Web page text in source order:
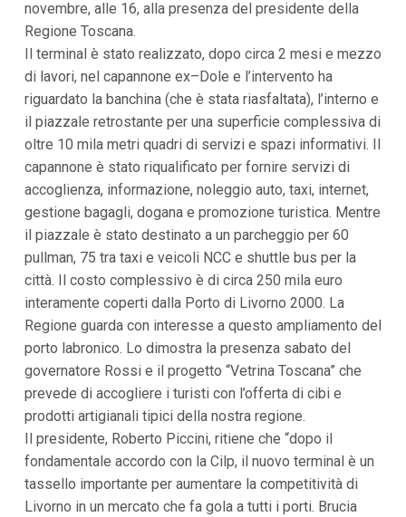
ù
P
r
i
n
c
i
p
l
e
V
i
i
f
o
d
o
novembre, alle 16, alla presenza del presidente della
Regione Toscana.
Il terminal è stato realizzato, dopo circa 2 mesi e mezzo
di lavori, nel capannone ex–Dole e l’intervento ha
riguardato la banchina (che è stata riasfaltata), l’interno e
il piazzale retrostante per una superficie complessiva di
oltre 10 mila metri quadri di servizi e spazi informativi. Il
capannone è stato riqualificato per fornire servizi di
accoglienza, informazione, noleggio auto, taxi, internet,
gestione bagagli, dogana e promozione turistica. Mentre
il piazzale è stato destinato a un parcheggio per 60
pullman, 75 tra taxi e veicoli NCC e shuttle bus per la
città. Il costo complessivo è di circa 250 mila euro
interamente coperti dalla Porto di Livorno 2000. La
Regione guarda con interesse a questo ampliamento del
porto labronico. Lo dimostra la presenza sabato del
governatore Rossi e il progetto “Vetrina Toscana” che
prevede di accogliere i turisti con l’offerta di cibi e
prodotti artigianali tipici della nostra regione.
Il presidente, Roberto Piccini, ritiene che “dopo il
fondamentale accordo con la Cilp, il nuovo terminal è un
tassello importante per aumentare la competitività di
Livorno in un mercato che fa gola a tutti i porti. Brucia